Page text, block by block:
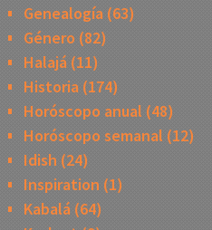
Genealogía(63)
Género (82)
Halajá(11)
Historia(174)
Horóscopo anual (48)
Horóscopo semanal (12)
Idish (24)
Inspiration (1)
Kabalá(64)